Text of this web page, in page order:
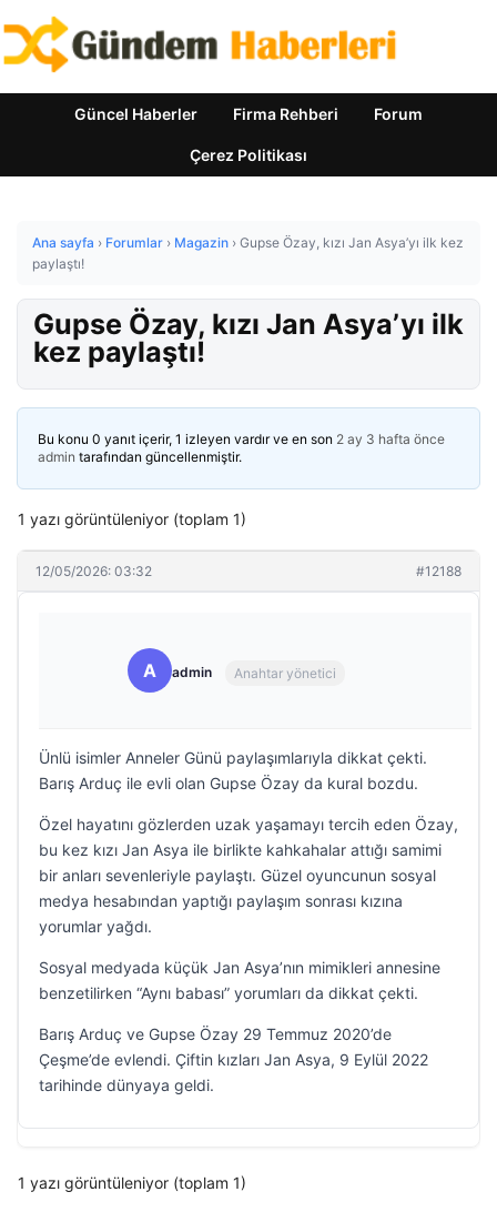
Güncel Haberler Firma Rehberi Forum
Çerez Politikası
Ana sayfa › Forumlar › Magazin › Gupse Özay, kızı Jan Asya’yı ilk kez
paylaştı!
Gupse Özay, kızı Jan Asya’yı ilk
kez paylaştı!
Bu konu 0 yanıt içerir, 1 izleyen vardır ve en son 2 ay 3 hafta önce
admin tarafından güncellenmiştir.
1 yazı görüntüleniyor (toplam 1)
12/05/2026: 03:32 #12188
A admin Anahtar yönetici
Ünlü isimler Anneler Günü paylaşımlarıyla dikkat çekti.
Barış Arduç ile evli olan Gupse Özay da kural bozdu.
Özel hayatını gözlerden uzak yaşamayı tercih eden Özay,
bu kez kızı Jan Asya ile birlikte kahkahalar attığı samimi
bir anları sevenleriyle paylaştı. Güzel oyuncunun sosyal
medya hesabından yaptığı paylaşım sonrası kızına
yorumlar yağdı.
Sosyal medyada küçük Jan Asya’nın mimikleri annesine
benzetilirken “Aynı babası” yorumları da dikkat çekti.
Barış Arduç ve Gupse Özay 29 Temmuz 2020’de
Çeşme’de evlendi. Çiftin kızları Jan Asya, 9 Eylül 2022
tarihinde dünyaya geldi.
1 yazı görüntüleniyor (toplam 1)